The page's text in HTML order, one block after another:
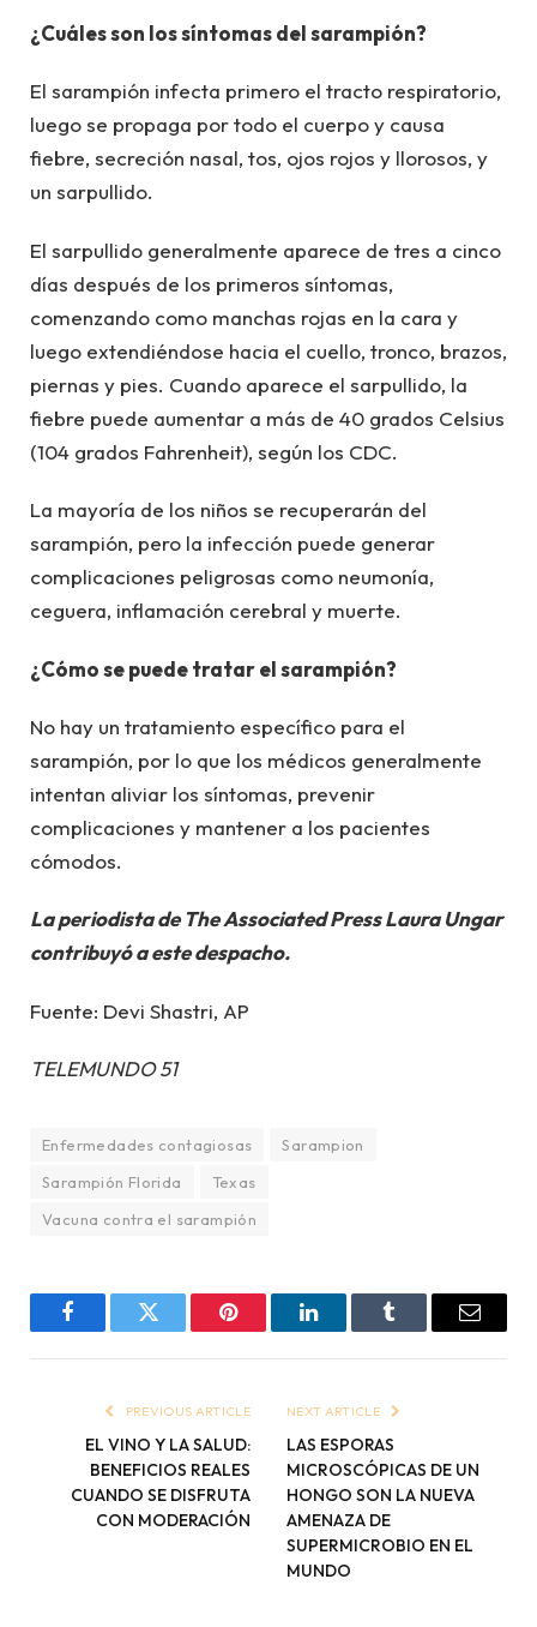
¿Cuáles son los síntomas del sarampión?
El sarampión infecta primero el tracto respiratorio,
luego se propaga por todo el cuerpo y causa
fiebre, secreción nasal, tos, ojos rojos y llorosos, y
un sarpullido.
El sarpullido generalmente aparece de tres a cinco
días después de los primeros síntomas,
comenzando como manchas rojas en la cara y
luego extendiéndose hacia el cuello, tronco, brazos,
piernas y pies. Cuando aparece el sarpullido, la
fiebre puede aumentar a más de 40 grados Celsius
(104 grados Fahrenheit), según los CDC.
La mayoría de los niños se recuperarán del
sarampión, pero la infección puede generar
complicaciones peligrosas como neumonía,
ceguera, inflamación cerebral y muerte.
¿Cómo se puede tratar el sarampión?
No hay un tratamiento específico para el
sarampión, por lo que los médicos generalmente
intentan aliviar los síntomas, prevenir
complicaciones y mantener a los pacientes
cómodos.
La periodista de The Associated Press Laura Ungar
contribuyó a este despacho.
Fuente: Devi Shastri, AP
TELEMUNDO 51
Enfermedades contagiosas
Sarampion
Sarampión Florida
Texas
Vacuna contra el sarampión
FacebookTwitter Pinterest LinkedInTumblr Email
PREVIOUS ARTICLE
EL VINO Y LA SALUD:
BENEFICIOS REALES
CUANDO SE DISFRUTA
CON MODERACIÓN
NEXT ARTICLE
LAS ESPORAS
MICROSCÓPICAS DE UN
HONGO SON LA NUEVA
AMENAZA DE
SUPERMICROBIO EN EL
MUNDO